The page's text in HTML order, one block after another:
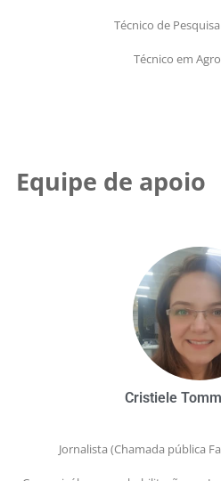
Técnico de
Técnico em
Equipe de apoio
Cristiele
Jornalista (Chamada pública